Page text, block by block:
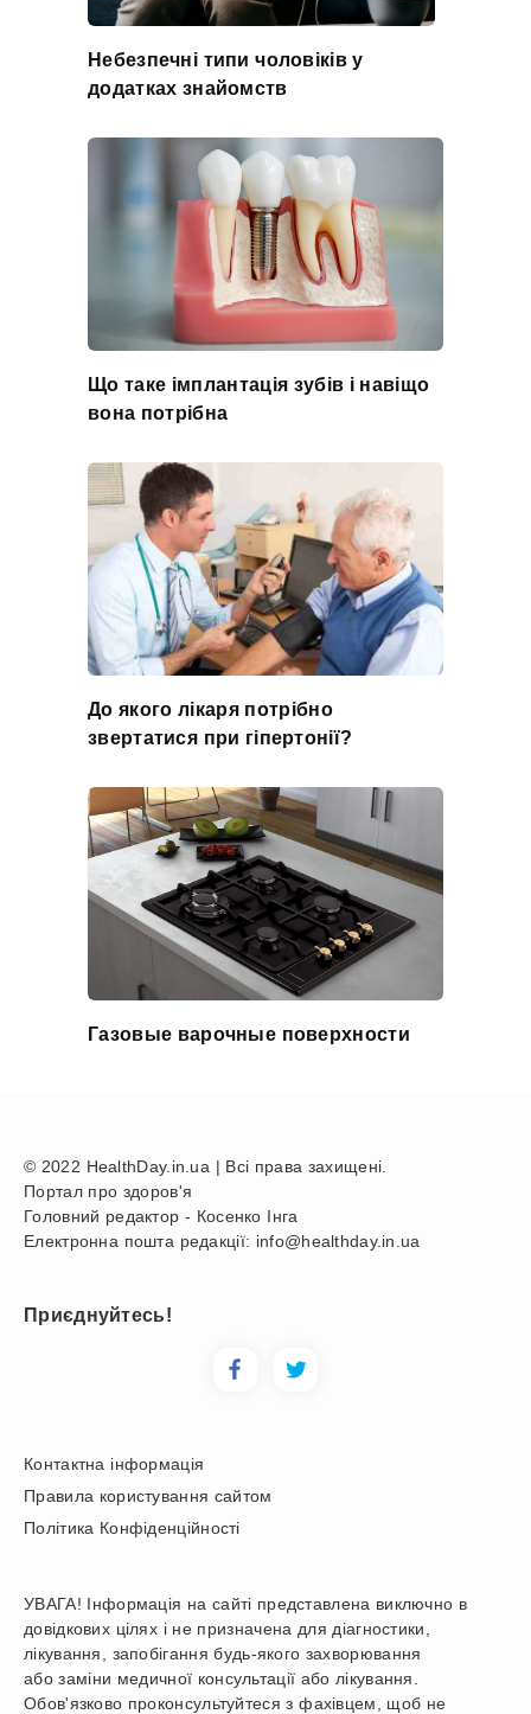
Небезпечні типи чоловіків у
додатках знайомств
Що таке імплантація зубів і навіщо
вона потрібна
До якого лікаря потрібно
звертатися при гіпертонії?
Газовые варочные поверхности
© 2022 HealthDay.in.ua | Всі права захищені.
Портал про здоров'я
Головний редактор - Косенко Інга
Електронна пошта редакції: info@healthday.in.ua
Приєднуйтесь!
Контактна інформація
Правила користування сайтом
Політика Конфіденційності
УВАГА! Інформація на сайті представлена виключно в
довідкових цілях і не призначена для діагностики,
лікування, запобігання будь-якого захворювання
або заміни медичної консультації або лікування.
Обов'язково проконсультуйтеся з фахівцем, щоб не